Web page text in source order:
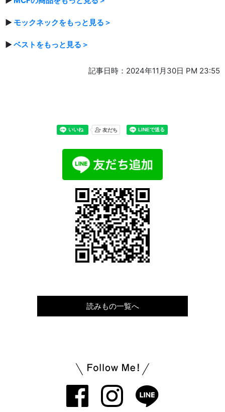
▶ モックネックをもっと見る＞
▶ベストをもっと見る＞
記事日時：2024年11月30日 PM 23:55
読みもの一覧へ